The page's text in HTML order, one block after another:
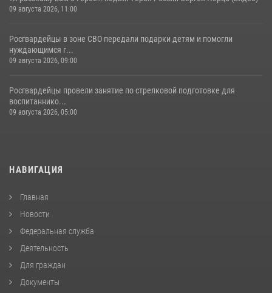
09 августа 2026, 11:00
Росгвардейцы в зоне СВО передали подарки детям и помогли
нуждающимся г...
09 августа 2026, 09:00
Росгвардейцы провели занятие по стрелковой подготовке для
воспитаннико...
09 августа 2026, 05:00
НАВИГАЦИЯ
Главная
Новости
Федеральная служба
Деятельность
Для граждан
Документы